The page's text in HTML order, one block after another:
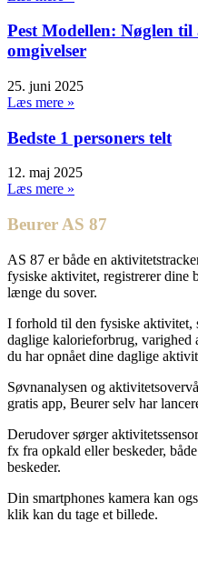
Pest Modellen: Nøglen
omgivelser
25. juni 2025
Læs mere »
Bedste 1 personers telt
12. maj 2025
Læs mere »
Beurer AS 87
AS 87 er både en
fysiske aktivitet, registrerer dine
længe du sover.
I forhold til den fysiske aktivitet,
daglige kalorieforbrug,
du har opnået dine daglige
Søvnanalysen og
gratis app, Beurer selv har
Derudover sørger
fx fra opkald eller beskeder,
beskeder.
Din smartphones kamera kan
klik kan du tage et billede.